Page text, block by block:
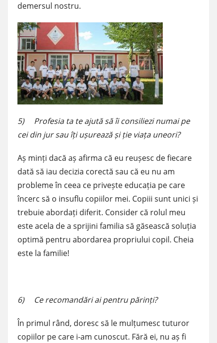
demersul nostru.
5) Profesia ta te ajută să îi consiliezi numai pe
cei din jur sau îți ușurează și ție viața uneori?
Aș minți dacă aș afirma că eu reușesc de fiecare
dată să iau decizia corectă sau că eu nu am
probleme în ceea ce privește educația pe care
încerc să o insuflu copiilor mei. Copiii sunt unici și
trebuie abordați diferit. Consider că rolul meu
este acela de a sprijini familia să găsească soluția
optimă pentru abordarea propriului copil. Cheia
este la familie!
6) Ce recomandări ai pentru părinți?
În primul rând, doresc să le mulțumesc tuturor
copiilor pe care i-am cunoscut. Fără ei, nu aș fi